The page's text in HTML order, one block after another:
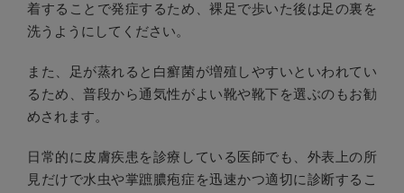
着することで発症するため、裸足で歩いた後は足の裏を
洗うようにしてください。
また、足が蒸れると白癬菌が増殖しやすいといわれてい
るため、普段から通気性がよい靴や靴下を選ぶのもお勧
めされます。
日常的に皮膚疾患を診療している医師でも、外表上の所
見だけで水虫や掌蹠膿疱症を迅速かつ適切に診断するこ